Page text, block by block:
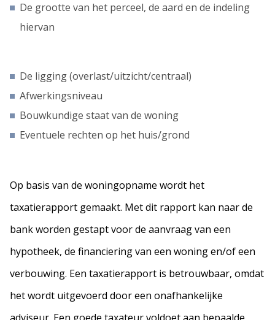
De grootte van het perceel, de aard en de indeling
hiervan
De ligging (overlast/uitzicht/centraal)
Afwerkingsniveau
Bouwkundige staat van de woning
Eventuele rechten op het huis/grond
Op basis van de woningopname wordt het
taxatierapport gemaakt. Met dit rapport kan naar de
bank worden gestapt voor de aanvraag van een
hypotheek, de financiering van een woning en/of een
verbouwing. Een taxatierapport is betrouwbaar, omdat
het wordt uitgevoerd door een onafhankelijke